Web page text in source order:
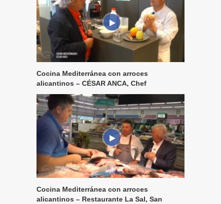
Cocina Mediterránea con arroces
alicantinos – CÉSAR ANCA, Chef
Cocina Mediterránea con arroces
alicantinos – Restaurante La Sal, San